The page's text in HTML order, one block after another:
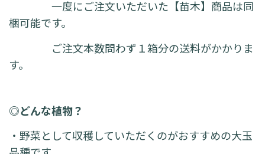
一度にご注文いただいた【苗木】商品は同
梱可能です。
ご注文本数問わず１箱分の送料がかかりま
す。
◎どんな植物？
・野菜として収穫していただくのがおすすめの大玉